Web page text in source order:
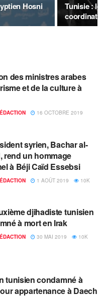
Hosni
Tunisie :
des ministres arabes
et de la culture à
16 OCTOBRE 2019
syrien, Bachar al-
rend un hommage
à Béji Caïd Essebsi
1 AOÛT 2019 10K
djihadiste tunisien
à mort en Irak
30 MAI 2019 10K
tunisien condamné à
appartenance à Daech